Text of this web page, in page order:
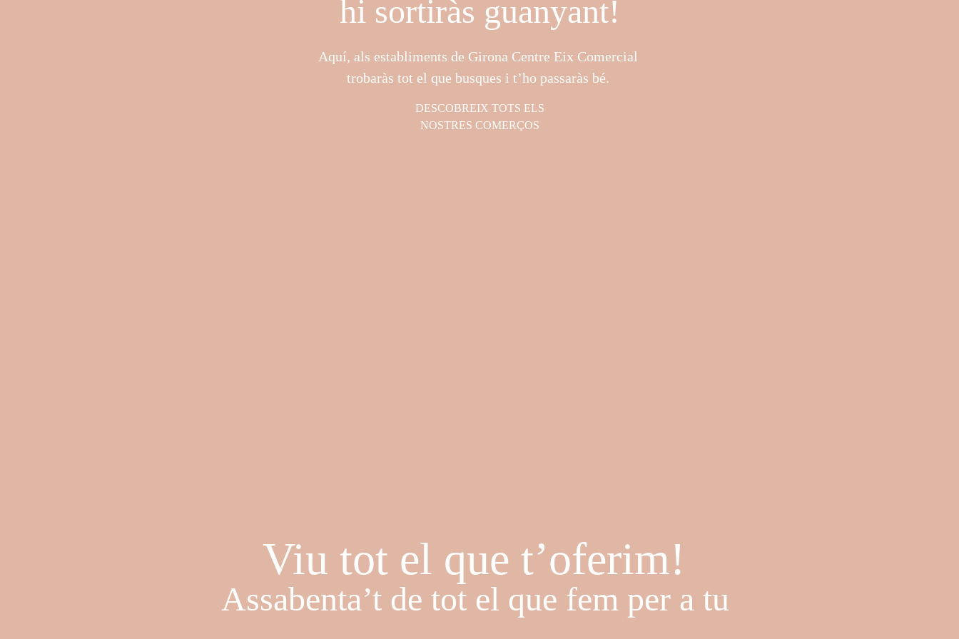
hi sortiràs guanyant!
Aquí, als establiments de Girona Centre Eix Comercial
trobaràs tot el que busques i t’ho passaràs bé.
DESCOBREIX TOTS ELS
NOSTRES COMERÇOS
Viu tot el que t’oferim!
Assabenta’t de tot el que fem per a tu